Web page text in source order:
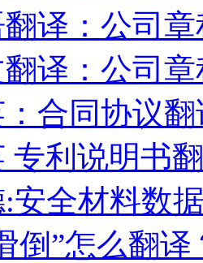
翻译：公司
翻译：公司
合同协议
专利说明书
安全材料数
倒”怎么翻译